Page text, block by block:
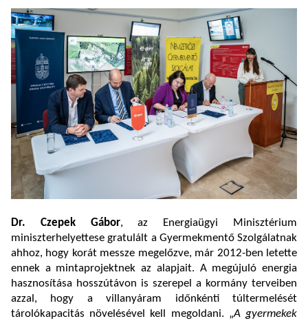
Dr. Czepek Gábor, az Energiaügyi Minisztérium
miniszterhelyettese gratulált a Gyermekmentő Szolgálatnak
ahhoz, hogy korát messze megelőzve, már 2012-ben letette
ennek a mintaprojektnek az alapjait. A megújuló energia
hasznosítása hosszútávon is szerepel a kormány terveiben
azzal, hogy a villanyáram időnkénti túltermelését
tárolókapacitás növelésével kell megoldani. „A gyermekek